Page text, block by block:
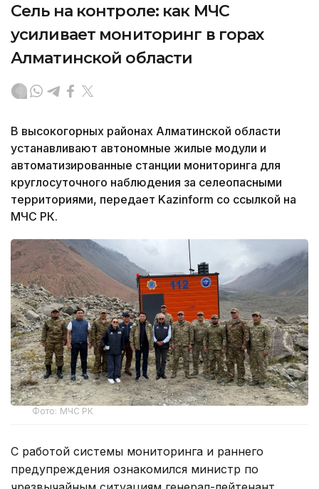
Сель на контроле: как МЧС
усиливает мониторинг в горах
Алматинской области
В высокогорных районах Алматинской области
устанавливают автономные жилые модули и
автоматизированные станции мониторинга для
круглосуточного наблюдения за селеопасными
территориями, передает Kazinform со ссылкой на
МЧС РК.
Фото: МЧС РК
С работой системы мониторинга и раннего
предупреждения ознакомился министр по